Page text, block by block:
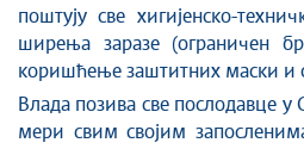
поштују све хигијенско-
ширења заразе (ограничен
коришћење заштитних маски и
Влада позива све послодавце у
мери свим својим